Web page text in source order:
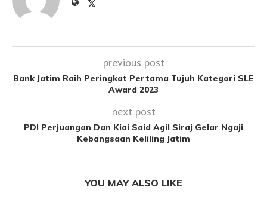
previous post
Bank Jatim Raih Peringkat Pertama Tujuh Kategori SLE
Award 2023
next post
PDI Perjuangan Dan Kiai Said Agil Siraj Gelar Ngaji
Kebangsaan Keliling Jatim
YOU MAY ALSO LIKE